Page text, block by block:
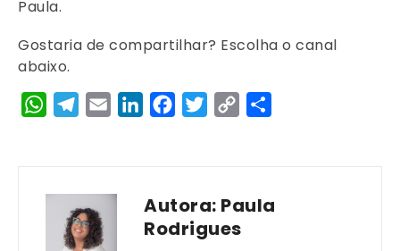
Paula.
Gostaria de compartilhar? Escolha o canal
abaixo.
WhatsApp
Telegram
Email LinkedInFacebookTwitter
Copy
Autora: Paula
Rodrigues